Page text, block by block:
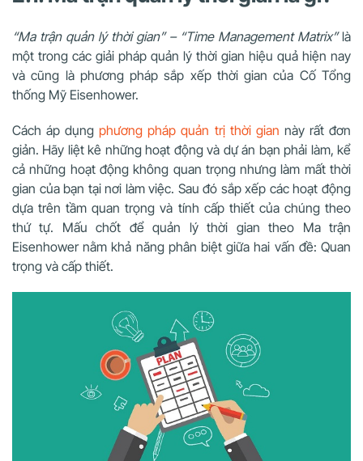
“Ma trận quản lý thời gian” – “Time Management Matrix”là
một trong các giải pháp quản lý thời gian hiệu quả hiện nay
và cũng là phương pháp sắp xếp thời gian của Cố Tổng
thống Mỹ Eisenhower.
Cách áp dụngphương pháp quản trị thời gian này rất đơn
giản. Hãy liệt kê những hoạt động và dự án bạn phải làm, kể
cả những hoạt động không quan trọng nhưng làm mất thời
gian của bạn tại nơi làm việc. Sau đó sắp xếp các hoạt động
dựa trên tầm quan trọng và tính cấp thiết của chúng theo
thứ tự. Mấu chốt để quản lý thời gian theo Ma trận
Eisenhower nằm khả năng phân biệt giữa hai vấn đề: Quan
trọng và cấp thiết.